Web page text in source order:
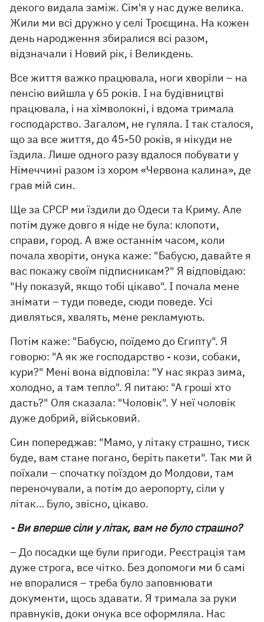
декого видала заміж. Сім'я у нас дуже велика.
Жили ми всі дружно у селі Троєщина. На кожен
день народження збиралися всі разом,
відзначали і Новий рік, і Великдень.
Все життя важко працювала, ноги хворіли – на
пенсію вийшла у 65 років. І на будівництві
працювала, і на хімволокні, і вдома тримала
господарство. Загалом, не гуляла. І так сталося,
що за все життя, до 45-50 років, я нікуди не
їздила. Лише одного разу вдалося побувати у
Німеччині разом із хором «Червона калина», де
грав мій син.
Ще за СРСР ми їздили до Одеси та Криму. Але
потім дуже довго я ніде не була: клопоти,
справи, город. А вже останнім часом, коли
почала хворіти, онука каже: "Бабусю, давайте я
вас покажу своїм підписникам?" Я відповідаю:
"Ну показуй, ​​якщо тобі цікаво". І почала мене
знімати – туди поведе, сюди поведе. Усі
дивляться, хвалять, мене рекламують.
Потім каже: "Бабусю, поїдемо до Єгипту". Я
говорю: "А як же господарство - кози, собаки,
кури?" Мені вона відповіла: "У нас якраз зима,
холодно, а там тепло". Я питаю: "А гроші хто
дасть?" Оля сказала: "Чоловік". У неї чоловік
дуже добрий, військовий.
Син попереджав: "Мамо, у літаку страшно, тиск
буде, вам стане погано, беріть пакети". Так ми й
поїхали – спочатку поїздом до Молдови, там
переночували, а потім до аеропорту, сіли у
літак… Було, звісно, ​​цікаво.
- Ви вперше сіли у літак, вам не було страшно?
– До посадки ще були пригоди. Реєстрація там
дуже строга, все чітко. Без допомоги ми б самі
не впоралися – треба було заповнювати
документи, щось здавати. Я тримала за руки
правнуків, доки онука все оформляла. Нас